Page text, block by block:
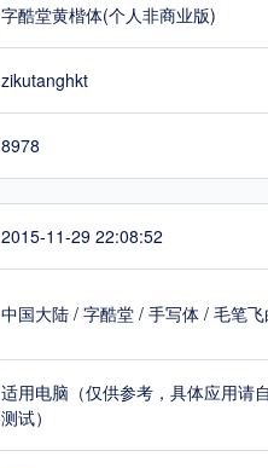
字酷堂黄楷体(个人非商业版)
zikutanghkt
8978
2015-11-29 22:08:52
中国大陆 / 字酷堂 / 手写体 / 毛笔
适用电脑（仅供参考，具体应用请
测试）